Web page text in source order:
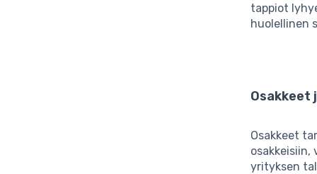
tappiot
huolellinen
Osakkeet
Osakkeet
osakkeisiin,
yrityksen